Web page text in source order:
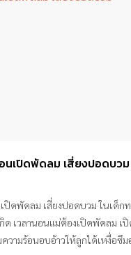
นเปิดพัดลม เสี่ยงปอดบวม
ปิดพัดลม เสี่ยงปอดบวม ในเด็ก
ด เวลานอนแม่ต้องเปิดพัดลม เ
วามร้อนอบอ้าวให้ลูกได้เหงื่อซึ